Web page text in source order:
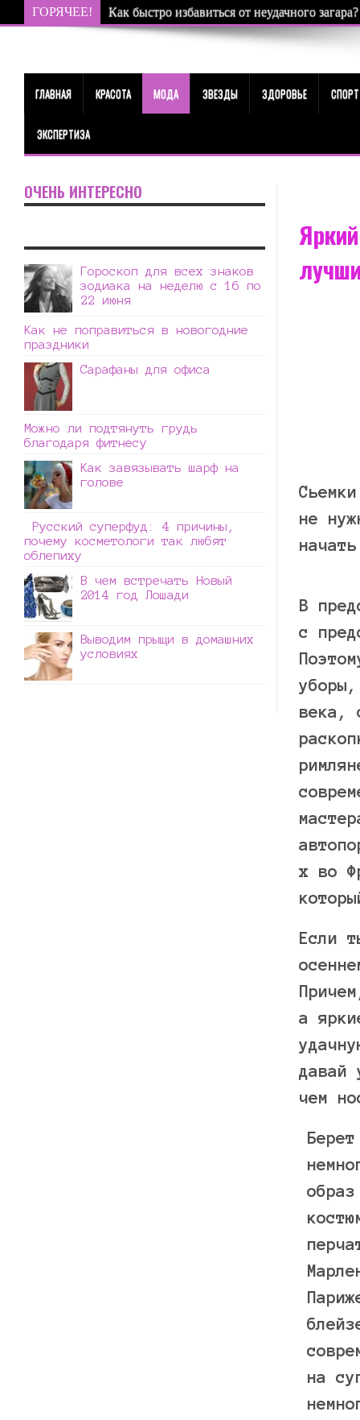
ГОРЯЧЕЕ! Как быстро избавиться от неудачного загара?
ГЛАВНАЯ КРАСОТА МОДА ЗВЕЗДЫ ЗДОРОВЬЕ СПОРТ
ЭКСПЕРТИЗА
не
В
с
века,
х во
Если
а
давай
чем
на
ОЧЕНЬ ИНТЕРЕСНО
Гороскоп для всех знаков
зодиака на неделю с 16 по
22 июня
Как не поправиться в новогодние
праздники
Сарафаны для офиса
Можно ли подтянуть грудь
благодаря фитнесу
Как завязывать шарф на
голове
Русский суперфуд: 4 причины,
почему косметологи так любят
облепиху
В чем встречать Новый
2014 год Лошади
Выводим прыщи в домашних
условиях